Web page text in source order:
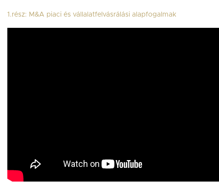
1.rész: M&A piaci és vállalatfelvásrálási alapfogalmak